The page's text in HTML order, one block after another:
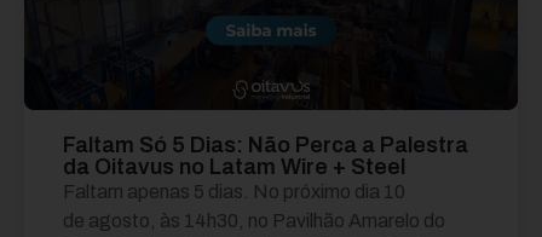
Faltam Só 5 Dias: Não Perca a Palestra
da Oitavus no Latam Wire + Steel
Faltam apenas 5 dias. No próximo dia 10
de agosto, às 14h30, no Pavilhão Amarelo do